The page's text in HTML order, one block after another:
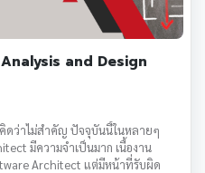
and Design
ดว่าไม่สำคัญ ปัจจุบันนี้ในหลายๆ
มีความจำเป็นมาก เนื้องาน
Architect แต่มีหน้าที่รับผิด